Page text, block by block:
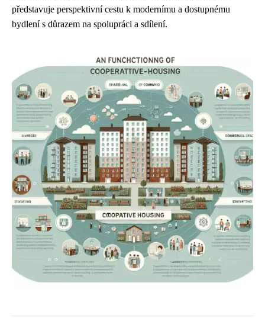
představuje perspektivní cestu k modernímu a dostupnému
bydlení s důrazem na spolupráci a sdílení.